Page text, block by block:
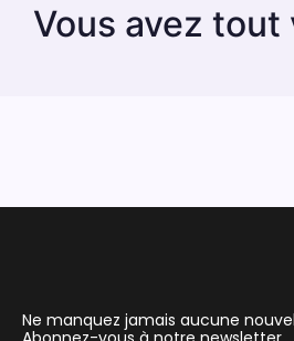
Vous avez tout
Ne manquez jamais aucune